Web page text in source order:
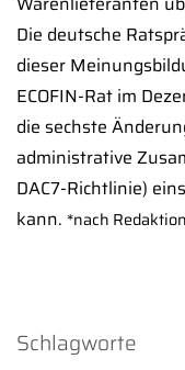
Die deutsche
dieser
ECOFIN-Rat im
die sechste
administrative
DAC7-Richtlinie)
kann. *nach
Schlagworte